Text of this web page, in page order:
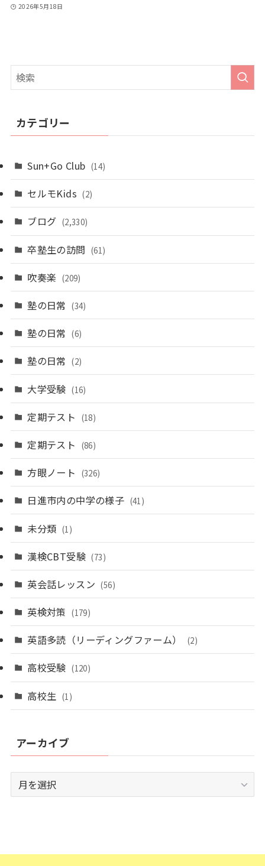
2026年5月18日
カテゴリー
Sun+Go Club (14)
セルモKids (2)
ブログ (2,330)
卒塾生の訪問 (61)
吹奏楽 (209)
塾の日常 (34)
塾の日常 (6)
塾の日常 (2)
大学受験 (16)
定期テスト (18)
定期テスト (86)
方眼ノート (326)
日進市内の中学の様子 (41)
未分類 (1)
漢検CBT受験 (73)
英会話レッスン (56)
英検対策 (179)
英語多読（リーディングファーム） (2)
高校受験 (120)
高校生 (1)
アーカイブ
ー